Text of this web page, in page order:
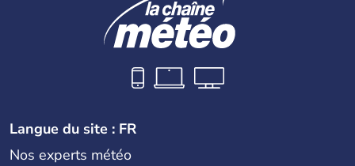
Langue du site : FR
Nos experts météo